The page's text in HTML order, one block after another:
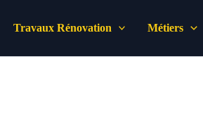
Travaux Rénovation Métiers